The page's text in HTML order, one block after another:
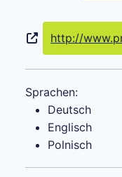
http://
Sprachen:
Deutsch
Englisch
Polnisch